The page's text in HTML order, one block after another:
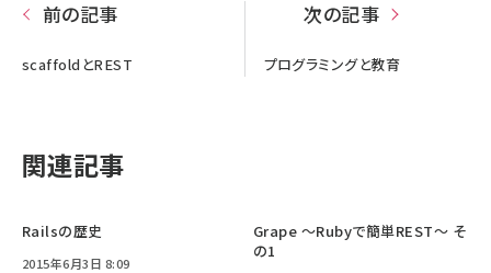
前の記事
scaffoldとREST
次の記事
プログラミングと教育
関連記事
Railsの歴史
2015年6月3日 8:09
Grape ～Rubyで簡単REST～ そ
の1